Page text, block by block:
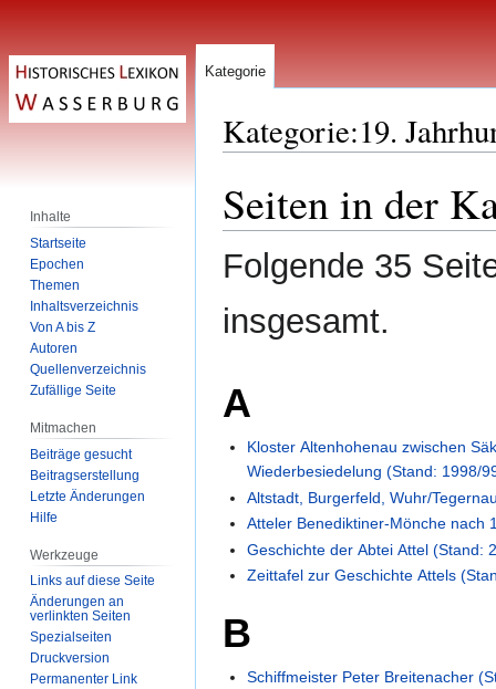
Kategorie:19.
Navigation
springen
Suche
springen
Seiten in der
Folgende 35
insgesamt.
A
Kloster Altenhohenau zwischen
Wiederbesiedelung (Stand: 1998/
Altstadt, Burgerfeld, Wuhr/
Atteler Benediktiner-Mönche nach
Geschichte der Abtei Attel (Stand:
Zeittafel zur Geschichte Attels
B
Schiffmeister Peter Breitenacher
Kategorie
Inhalte
Startseite
Epochen
Themen
Inhaltsverzeichnis
Von A bis Z
Autoren
Quellenverzeichnis
Zufällige Seite
Mitmachen
Beiträge gesucht
Beitragserstellung
Letzte Änderungen
Hilfe
Werkzeuge
Links auf diese Seite
Änderungen an
verlinkten Seiten
Spezialseiten
Druckversion
Permanenter Link